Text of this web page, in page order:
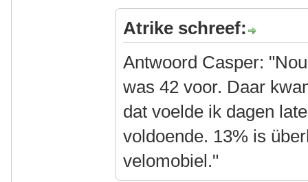
Atrike schreef:
Antwoord Casper:
was 42 voor. Daar
dat voelde ik dagen
voldoende. 13% is
velomobiel."